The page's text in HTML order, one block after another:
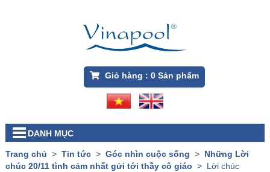
Giỏ hàng : 0Sản phẩm
DANH MỤC
Trang chủ > Tin tức> Góc nhìn cuộc sống > Những Lời
chúc 20/11 tình cảm nhất gửi tới thầy cô giáo > Lời chúc